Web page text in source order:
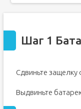
Шаг 1
Сдвиньте защелку
Выдвиньте